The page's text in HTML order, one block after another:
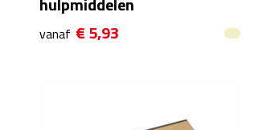
vanaf € 5,93